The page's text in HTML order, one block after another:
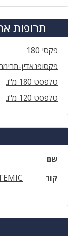
תרופות
פקסי 180
פקסופנאדין-תרימה 120
טלפסט 180 מ"ג
טלפסט 120 מ"ג
שם
קוד